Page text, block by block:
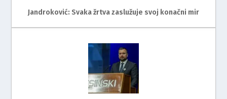
Jandroković: Svaka žrtva zaslužuje svoj konačni mir